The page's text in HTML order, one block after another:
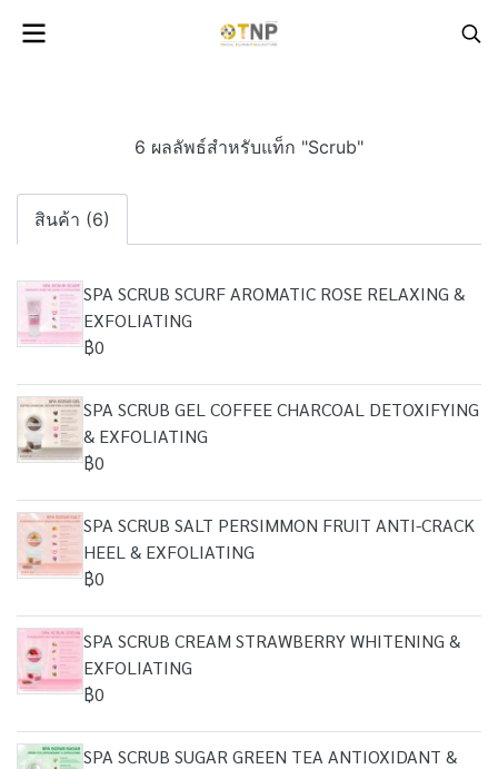
6 ผลลัพธ์สำหรับแท็ก "Scrub"
สินค้า (6)
SPA SCRUB SCURF AROMATIC ROSE RELAXING &
EXFOLIATING
฿0
SPA SCRUB GEL COFFEE CHARCOAL DETOXIFYING
& EXFOLIATING
฿0
SPA SCRUB SALT PERSIMMON FRUIT ANTI-CRACK
HEEL & EXFOLIATING
฿0
SPA SCRUB CREAM STRAWBERRY WHITENING &
EXFOLIATING
฿0
SPA SCRUB SUGAR GREEN TEA ANTIOXIDANT &